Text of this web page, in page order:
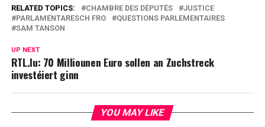
RELATED TOPICS: CHAMBRE DES DÉPUTÉS
JUSTICE
PARLAMENTARESCH FRO
QUESTIONS PARLEMENTAIRES
SAM TANSON
UP NEXT
RTL.lu: 70 Milliounen Euro sollen an Zuchstreck
investéiert ginn
YOU MAY LIKE